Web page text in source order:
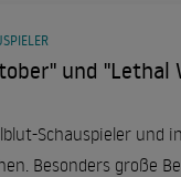
und "Lethal
Schauspieler und
Besonders große